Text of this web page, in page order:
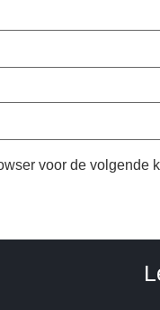
voor de volgende